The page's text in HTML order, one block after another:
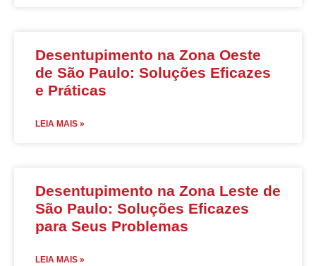
Desentupimento na Zona Oeste
de São Paulo: Soluções Eficazes
e Práticas
LEIA MAIS »
Desentupimento na Zona Leste de
São Paulo: Soluções Eficazes
para Seus Problemas
LEIA MAIS »